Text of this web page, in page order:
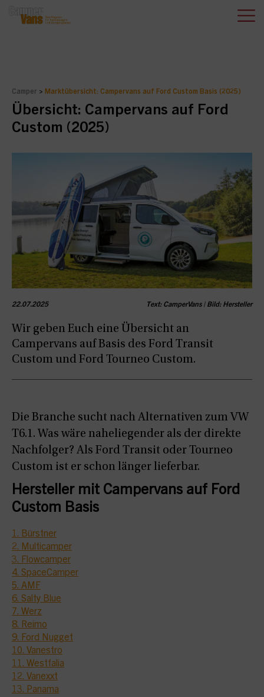
Camper > Marktübersicht: Campervans auf Ford Custom Basis (2025)
Übersicht: Campervans auf Ford
Custom (2025)
22.07.2025 Text: CamperVans | Bild: Hersteller
Wir geben Euch eine Übersicht an
Campervans auf Basis des Ford Transit
Custom und Ford Tourneo Custom.
Die Branche sucht nach Alternativen zum VW
T6.1. Was wäre naheliegender als der direkte
Nachfolger? Als Ford Transit oder Tourneo
Custom ist er schon länger lieferbar.
Hersteller mit Campervans auf Ford
Custom Basis
1. Bürstner
2. Multicamper
3. Flowcamper
4. SpaceCamper
5. AMF
6. Salty Blue
7. Werz
8. Reimo
9. Ford Nugget
10. Vanestro
11. Westfalia
12. Vanexxt
13. Panama